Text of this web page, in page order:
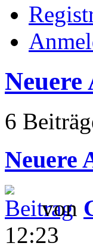
Neuere
6
Neuere
von
12:23